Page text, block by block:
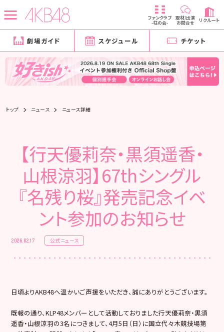
ファンクラブ
-柱の会-
取材/出演
お問合せ リクルート
劇場ガイド スケジュール チケット
トップ ニュース ニュース詳細
【行天優莉奈・黒須遥香・
山根涼羽】67thシングル
『名残り桜』発売記念イベ
ント参加のお知らせ
2026.02.17 公式ニュース
日頃よりAKB48へ温かいご声援をいただき、誠にありがとうございます。
既報の通り、KLP48メンバーとして活動しておりました行天優莉奈・黒須
遥香・山根涼羽の3名につきまして、4月5日（日）に国立代々木競技場第